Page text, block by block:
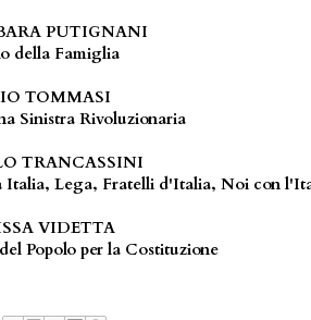
PUTIGNANI
della Famiglia
TOMMASI
Sinistra Rivoluzionaria
TRANCASSINI
Italia, Lega, Fratelli d'Italia, Noi con
VIDETTA
Popolo per la Costituzione